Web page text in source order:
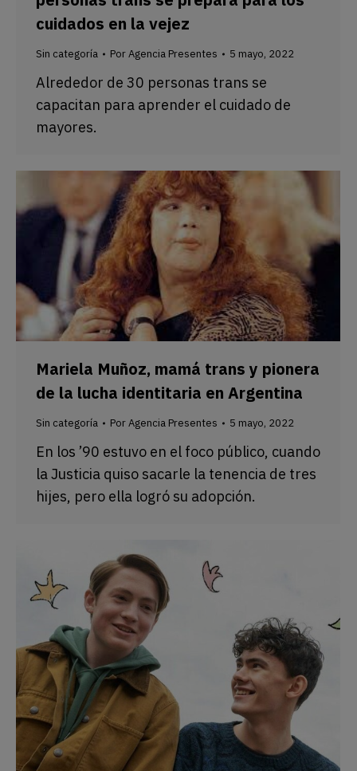
cuidados en la vejez
Sin categoría PorAgencia Presentes 5 mayo, 2022
Alrededor de 30 personas trans se
capacitan para aprender el cuidado de
mayores.
Mariela Muñoz, mamá trans y pionera
de la lucha identitaria en Argentina
Sin categoría PorAgencia Presentes 5 mayo, 2022
En los ’90 estuvo en el foco público, cuando
la Justicia quiso sacarle la tenencia de tres
hijes, pero ella logró su adopción.